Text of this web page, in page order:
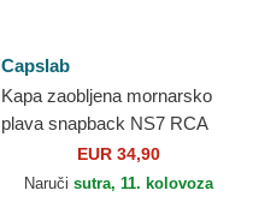
Capslab
Kapa zaobljena mornarsko
plava snapback NS7 RCA
Akatsuki Naruto Capslab
EUR 34,90
Naruči sutra, 11. kolovoza